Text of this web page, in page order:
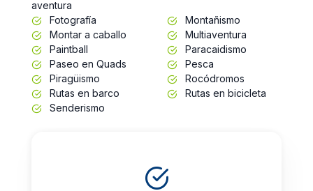
aventura
Fotografía
Montañismo
Montar a caballo
Multiaventura
Paintball
Paracaidismo
Paseo en Quads
Pesca
Piragüismo
Rocódromos
Rutas en barco
Rutas en bicicleta
Senderismo